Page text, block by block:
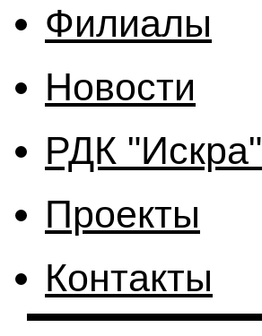
Филиалы
Новости
РДК "Искра"
Проекты
Контакты